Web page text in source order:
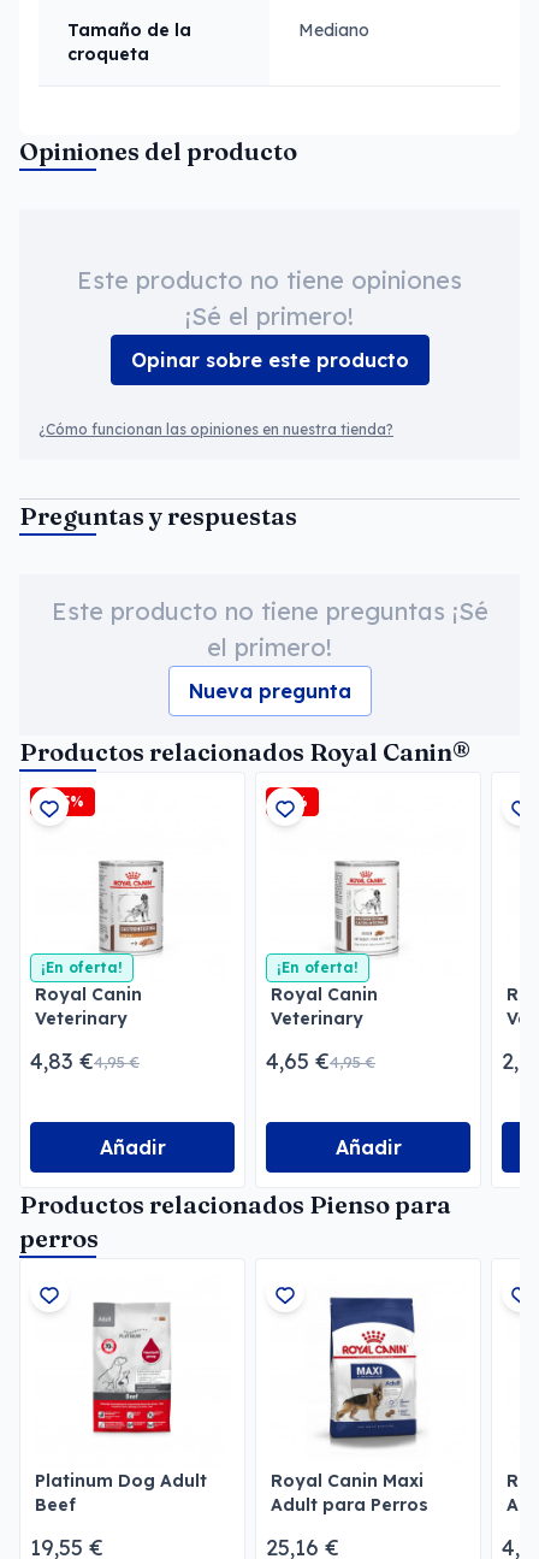
Tamaño de la
croqueta
Mediano
Opiniones del producto
Este producto no tiene opiniones
¡Sé el primero!
Opinar sobre este producto
¿Cómo funcionan las opiniones en nuestra tienda?
Preguntas y respuestas
Este producto no tiene preguntas ¡Sé
el primero!
Nueva pregunta
Productos relacionados Royal Canin®
-2,5%
¡En oferta!
Royal Canin
Veterinary
Fat Paté
4,83 €4,95 €
Añadir
-6%
¡En oferta!
Royal Canin
Veterinary
4,65 €4,95 €
Añadir
Productos relacionados Pienso para
perros
Platinum Dog Adult
Beef
19,55 €
Royal Canin Maxi
Adult para Perros
25,16 €